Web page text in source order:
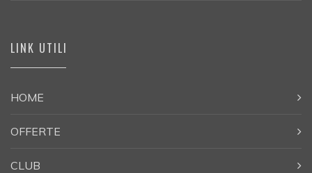
LINK UTILI
HOME
OFFERTE
CLUB